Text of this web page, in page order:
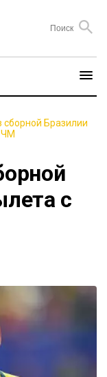
сборной Бразилии
ЧМ
с